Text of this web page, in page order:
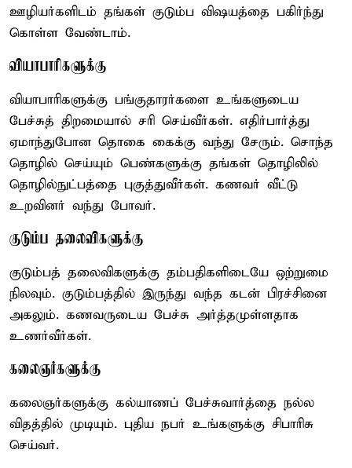
ஊழியர்களிடம் தங்கள் குடும்ப விஷயத்தை பகிர்ந்து
கொள்ள வேண்டாம்.
வியாபாரிகளுக்கு
வியாபாரிகளுக்கு பங்குதாரர்களை உங்களுடைய
பேச்சுத் திறமையால் சரி செய்வீர்கள். எதிர்பார்த்து
ஏமாந்துபோன தொகை கைக்கு வந்து சேரும். சொந்த
தொழில் செய்யும் பெண்களுக்கு தங்கள் தொழிலில்
தொழில்நுட்பத்தை புகுத்துவீர்கள். கணவர் வீட்டு
உறவினர் வந்து போவர்.
குடும்ப தலைவிகளுக்கு
குடும்பத் தலைவிகளுக்கு தம்பதிகளிடையே ஒற்றுமை
நிலவும். குடும்பத்தில் இருந்து வந்த கடன் பிரச்சினை
அகலும். கணவருடைய பேச்சு அர்த்தமுள்ளதாக
உணர்வீர்கள்.
கலைஞர்களுக்கு
கலைஞர்களுக்கு கல்யாணப் பேச்சுவார்த்தை நல்ல
விதத்தில் முடியும். புதிய நபர் உங்களுக்கு சிபாரிசு
செய்வர்.